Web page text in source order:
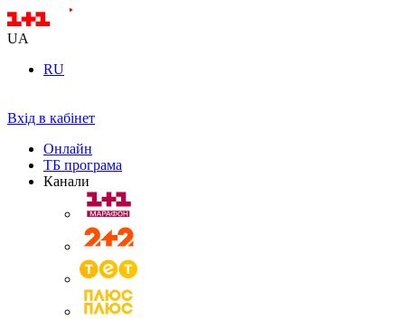
UA
RU
Вхід в кабінет
Онлайн
ТБ програма
Канали